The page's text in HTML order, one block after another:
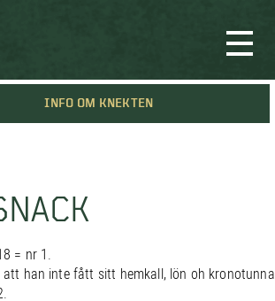
INFO OM KNEKTEN
= nr 1.
att han inte fått sitt hemkall, lön oh kronotunna